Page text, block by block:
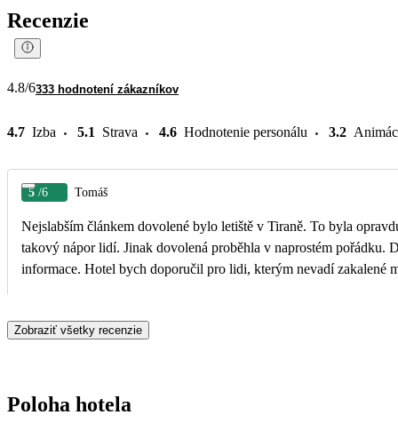
Recenzie
4.8/6333 hodnotení zákazníkov
4.7 Izba 5.1 Strava 4.6 Hodnotenie personálu 3.2
5 /6 Tomáš
Nejslabším článkem dovolené bylo letiště v Tiraně. To byla
takový nápor lidí. Jinak dovolená proběhla v naprostém pořádku.
informace. Hotel bych doporučil pro lidi, kterým nevadí zakalené
Zobraziť všetky recenzie
Poloha hotela